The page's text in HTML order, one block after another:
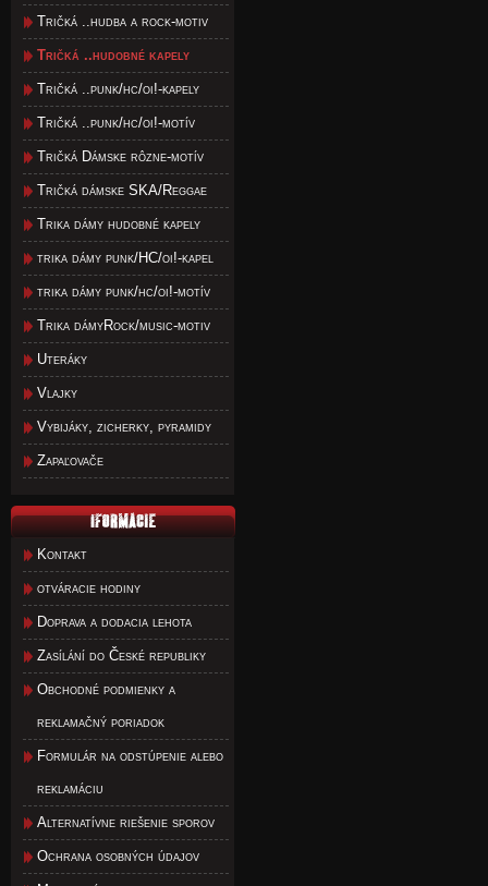
Tričká ..hudba a rock-motiv
Tričká ..hudobné kapely
Tričká ..punk/hc/oi!-kapely
Tričká ..punk/hc/oi!-motív
Tričká Dámske rôzne-motív
Tričká dámske SKA/Reggae
Trika dámy hudobné kapely
trika dámy punk/HC/oi!-kapel
trika dámy punk/hc/oi!-motív
Trika dámyRock/music-motiv
Uteráky
Vlajky
Vybijáky, zicherky, pyramidy
Zapaľovače
Kontakt
otváracie hodiny
Doprava a dodacia lehota
Zasílání do České republiky
Obchodné podmienky a
reklamačný poriadok
Formulár na odstúpenie alebo
reklamáciu
Alternatívne riešenie sporov
Ochrana osobných údajov